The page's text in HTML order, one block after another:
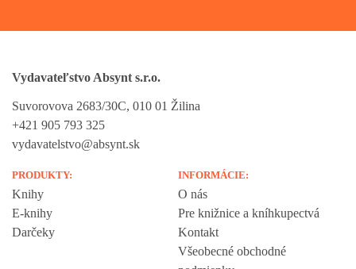
Vydavateľstvo Absynt s.r.o.
Suvorovova 2683/30C, 010 01 Žilina
+421 905 793 325
vydavatelstvo@absynt.sk
PRODUKTY:
Knihy
E-knihy
Darčeky
INFORMÁCIE:
O nás
Pre knižnice a kníhkupectvá
Kontakt
Všeobecné obchodné